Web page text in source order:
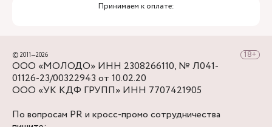
Принимаем к оплате:
© 2011—2026
ООО «МОЛОДО» ИНН 2308266110, № Л041-
01126-23/00322943 от 10.02.20
ООО «УК КДФ ГРУПП» ИНН 7707421905
По вопросам PR и кросс-промо сотрудничества